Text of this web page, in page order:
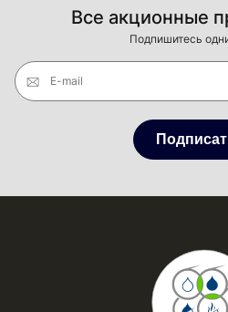
Все акционные
Подпишитесь
E-mail